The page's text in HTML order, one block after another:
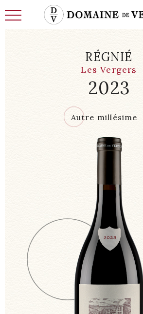
LES HOMMES
LE CHAI, LES CAVES
TERRE D’AVENIR
EXIGENCE ET
NOS VINS DE
NOS VINS
ACTUALITÉS
ON PARLE DE NOUS !
ÉVÉNEMENTS
RÉGNIÉ
Les Vergers
2023
Autre millésime
2023